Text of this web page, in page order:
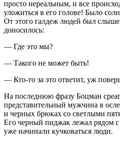
просто нереальным, и все
уложиться в его голове! Было
От этого галдеж людей был
доносилось:
— Где это мы?
— Такого не может быть!
— Кто-то за это ответит, уж
На последнюю фразу Боцман
представительный мужчина в
и черных брюках со светлыми
Его черный пиджак лежал рядом
уже начинали кучковаться люди.